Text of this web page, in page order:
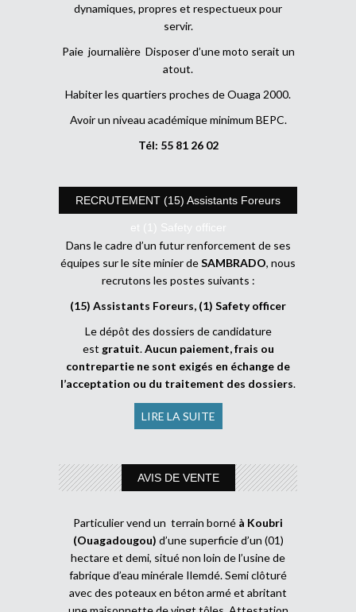
dynamiques, propres et respectueux pour
servir.
Paie journalière Disposer d’une moto serait un
atout.
Habiter les quartiers proches de Ouaga 2000.
Avoir un niveau académique minimum BEPC.
Tél: 55 81 26 02
RECRUTEMENT (15) Assistants Foreurs
et (1) Safety officer
Dans le cadre d’un futur renforcement de ses
équipes sur le site minier deSAMBRADO, nous
recrutons les postes suivants :
(15) Assistants Foreurs, (1) Safety officer
Le dépôt des dossiers de candidature
est gratuit.Aucun paiement, frais ou
contrepartie ne sont exigés en échange de
l’acceptation ou du traitement des dossiers.
LIRE LA SUITE
AVIS DE VENTE
Particulier vend un terrain borné à Koubri
(Ouagadougou) d’une superficie d’un (01)
hectare et demi, situé non loin de l’usine de
fabrique d’eau minérale Ilemdé. Semi clôturé
avec des poteaux en béton armé et abritant